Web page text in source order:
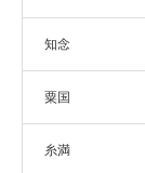
知念
粟国
糸満